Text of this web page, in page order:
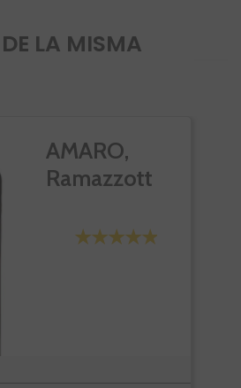
LA MISMA
AMARO,
Ramazzott